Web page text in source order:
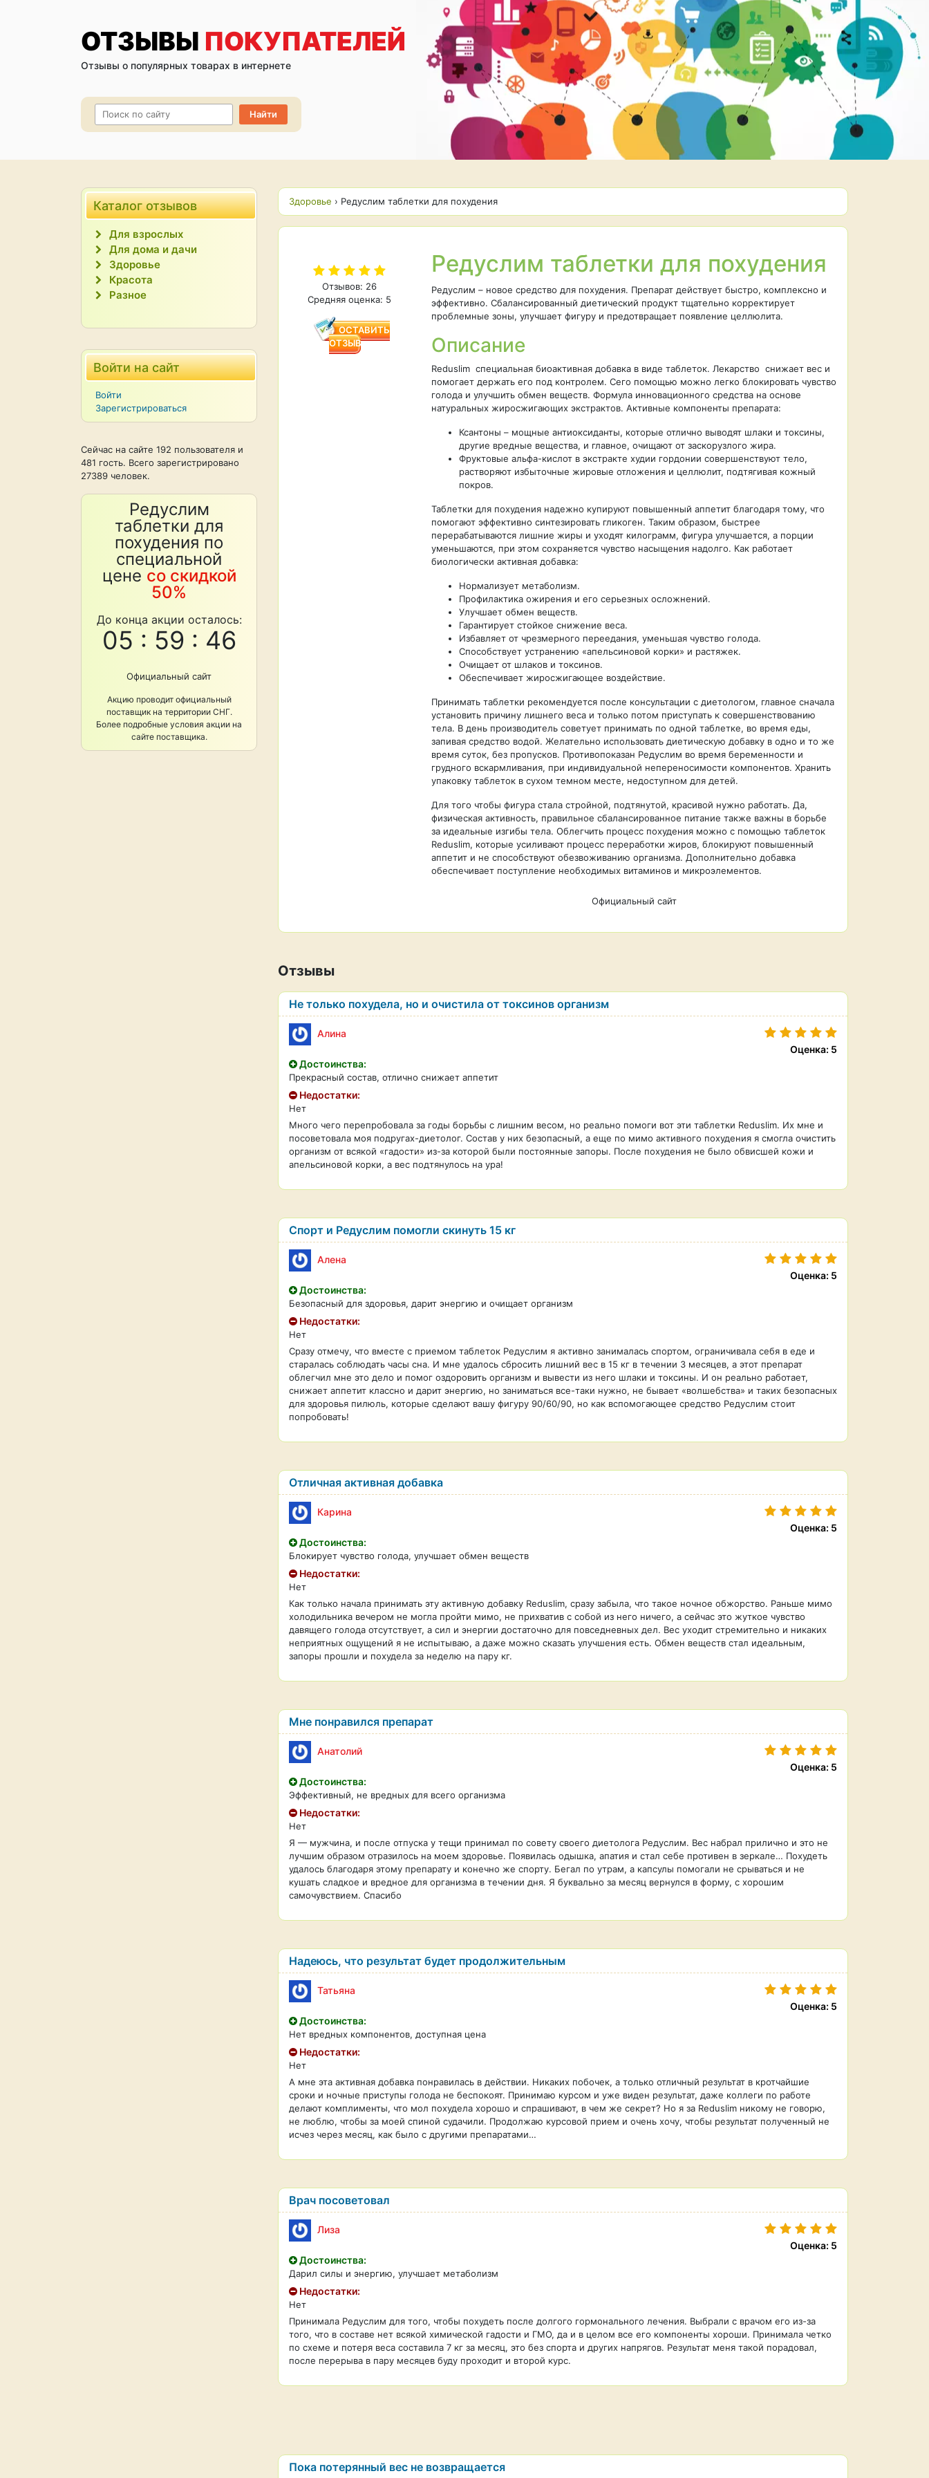
ОТЗЫВЫ ПОКУПАТЕЛЕЙ
Отзывы о популярных товарах в интернете
Каталог отзывов
Для взрослых
Для дома и дачи
Здоровье
Красота
Разное
Войти на сайт
Войти
Зарегистрироваться
Сейчас на сайте 192 пользователя и
481 гость. Всего зарегистрировано
27389 человек.
Редуслим
таблетки для
похудения по
специальной
цене со скидкой
50%
До конца акции осталось:
05 : 59 : 45
Официальный сайт
Акцию проводит официальный
поставщик на территории СНГ.
Более подробные условия акции на
сайте поставщика.
Здоровье › Редуслим таблетки для похудения
Отзывов: 26
Средняя оценка: 5
ОСТАВИТЬ
ОТЗЫВ
Редуслим таблетки для похудения
Редуслим – новое средство для похудения. Препарат действует быстро, комплексно и
эффективно. Сбалансированный диетический продукт тщательно корректирует
проблемные зоны, улучшает фигуру и предотвращает появление целлюлита.
Описание
Reduslim специальная биоактивная добавка в виде таблеток. Лекарство снижает вес и
помогает держать его под контролем. Сего помощью можно легко блокировать чувство
голода и улучшить обмен веществ. Формула инновационного средства на основе
натуральных жиросжигающих экстрактов. Активные компоненты препарата:
Ксантоны – мощные антиоксиданты, которые отлично выводят шлаки и токсины,
другие вредные вещества, и главное, очищают от заскорузлого жира.
Фруктовые альфа-кислот в экстракте худии гордонии совершенствуют тело,
растворяют избыточные жировые отложения и целлюлит, подтягивая кожный
покров.
Таблетки для похудения надежно купируют повышенный аппетит благодаря тому, что
помогают эффективно синтезировать гликоген. Таким образом, быстрее
перерабатываются лишние жиры и уходят килограмм, фигура улучшается, а порции
уменьшаются, при этом сохраняется чувство насыщения надолго. Как работает
биологически активная добавка:
Нормализует метаболизм.
Профилактика ожирения и его серьезных осложнений.
Улучшает обмен веществ.
Гарантирует стойкое снижение веса.
Избавляет от чрезмерного переедания, уменьшая чувство голода.
Способствует устранению «апельсиновой корки» и растяжек.
Очищает от шлаков и токсинов.
Обеспечивает жиросжигающее воздействие.
Принимать таблетки рекомендуется после консультации с диетологом, главное сначала
установить причину лишнего веса и только потом приступать к совершенствованию
тела. В день производитель советует принимать по одной таблетке, во время еды,
запивая средство водой. Желательно использовать диетическую добавку в одно и то же
время суток, без пропусков. Противопоказан Редуслим во время беременности и
грудного вскармливания, при индивидуальной непереносимости компонентов. Хранить
упаковку таблеток в сухом темном месте, недоступном для детей.
Для того чтобы фигура стала стройной, подтянутой, красивой нужно работать. Да,
физическая активность, правильное сбалансированное питание также важны в борьбе
за идеальные изгибы тела. Облегчить процесс похудения можно с помощью таблеток
Reduslim, которые усиливают процесс переработки жиров, блокируют повышенный
аппетит и не способствуют обезвоживанию организма. Дополнительно добавка
обеспечивает поступление необходимых витаминов и микроэлементов.
Официальный сайт
Отзывы
Не только похудела, но и очистила от токсинов организм
Алина
Оценка: 5
Достоинства:
Прекрасный состав, отлично снижает аппетит
Недостатки:
Нет
Много чего перепробовала за годы борьбы с лишним весом, но реально помоги вот эти таблетки Reduslim. Их мне и
посоветовала моя подругах-диетолог. Состав у них безопасный, а еще по мимо активного похудения я смогла очистить
организм от всякой «гадости» из-за которой были постоянные запоры. После похудения не было обвисшей кожи и
апельсиновой корки, а вес подтянулось на ура!
Спорт и Редуслим помогли скинуть 15 кг
Алена
Оценка: 5
Достоинства:
Безопасный для здоровья, дарит энергию и очищает организм
Недостатки:
Нет
Сразу отмечу, что вместе с приемом таблеток Редуслим я активно занималась спортом, ограничивала себя в еде и
старалась соблюдать часы сна. И мне удалось сбросить лишний вес в 15 кг в течении 3 месяцев, а этот препарат
облегчил мне это дело и помог оздоровить организм и вывести из него шлаки и токсины. И он реально работает,
снижает аппетит классно и дарит энергию, но заниматься все-таки нужно, не бывает «волшебства» и таких безопасных
для здоровья пилюль, которые сделают вашу фигуру 90/60/90, но как вспомогающее средство Редуслим стоит
попробовать!
Отличная активная добавка
Карина
Оценка: 5
Достоинства:
Блокирует чувство голода, улучшает обмен веществ
Недостатки:
Нет
Как только начала принимать эту активную добавку Reduslim, сразу забыла, что такое ночное обжорство. Раньше мимо
холодильника вечером не могла пройти мимо, не прихватив с собой из него ничего, а сейчас это жуткое чувство
давящего голода отсутствует, а сил и энергии достаточно для повседневных дел. Вес уходит стремительно и никаких
неприятных ощущений я не испытываю, а даже можно сказать улучшения есть. Обмен веществ стал идеальным,
запоры прошли и похудела за неделю на пару кг.
Мне понравился препарат
Анатолий
Оценка: 5
Достоинства:
Эффективный, не вредных для всего организма
Недостатки:
Нет
Я — мужчина, и после отпуска у тещи принимал по совету своего диетолога Редуслим. Вес набрал прилично и это не
лучшим образом отразилось на моем здоровье. Появилась одышка, апатия и стал себе противен в зеркале… Похудеть
удалось благодаря этому препарату и конечно же спорту. Бегал по утрам, а капсулы помогали не срываться и не
кушать сладкое и вредное для организма в течении дня. Я буквально за месяц вернулся в форму, с хорошим
самочувствием. Спасибо
Надеюсь, что результат будет продолжительным
Татьяна
Оценка: 5
Достоинства:
Нет вредных компонентов, доступная цена
Недостатки:
Нет
А мне эта активная добавка понравилась в действии. Никаких побочек, а только отличный результат в кротчайшие
сроки и ночные приступы голода не беспокоят. Принимаю курсом и уже виден результат, даже коллеги по работе
делают комплименты, что мол похудела хорошо и спрашивают, в чем же секрет? Но я за Reduslim никому не говорю,
не люблю, чтобы за моей спиной судачили. Продолжаю курсовой прием и очень хочу, чтобы результат полученный не
исчез через месяц, как было с другими препаратами…
Врач посоветовал
Лиза
Оценка: 5
Достоинства:
Дарил силы и энергию, улучшает метаболизм
Недостатки:
Нет
Принимала Редуслим для того, чтобы похудеть после долгого гормонального лечения. Выбрали с врачом его из-за
того, что в составе нет всякой химической гадости и ГМО, да и в целом все его компоненты хороши. Принимала четко
по схеме и потеря веса составила 7 кг за месяц, это без спорта и других напрягов. Результат меня такой порадовал,
после перерыва в пару месяцев буду проходит и второй курс.
Пока потерянный вес не возвращается